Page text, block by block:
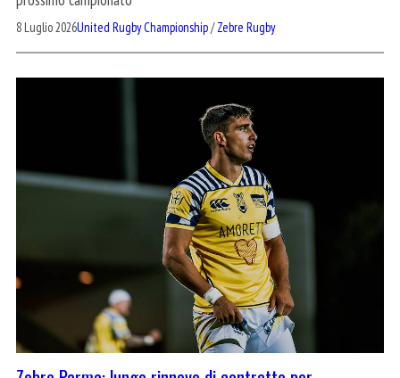
8 Luglio 2026United Rugby Championship/Zebre Rugby